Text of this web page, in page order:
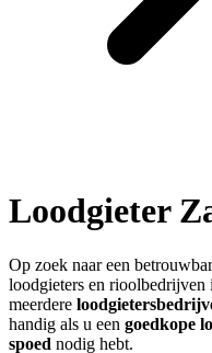
Loodgieter
Op zoek naar een
loodgieters en rioolbedrijven
meerdere
handig als u een goedkope
spoed nodig hebt.